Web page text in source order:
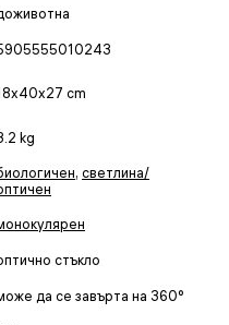
cm
kg
, светлина/
стъкло
да се завърта на 360°